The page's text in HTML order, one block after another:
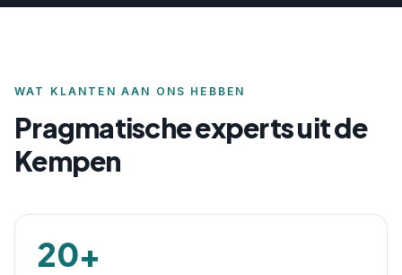
WAT KLANTEN AAN ONS HEBBEN
Pragmatische experts uit de
Kempen
20+